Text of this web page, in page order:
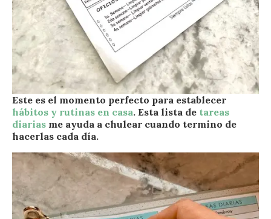
Este es el momento perfecto para establecer
hábitos y rutinas en casa. Esta lista de tareas
diarias me ayuda a chulear cuando termino de
hacerlas cada día.